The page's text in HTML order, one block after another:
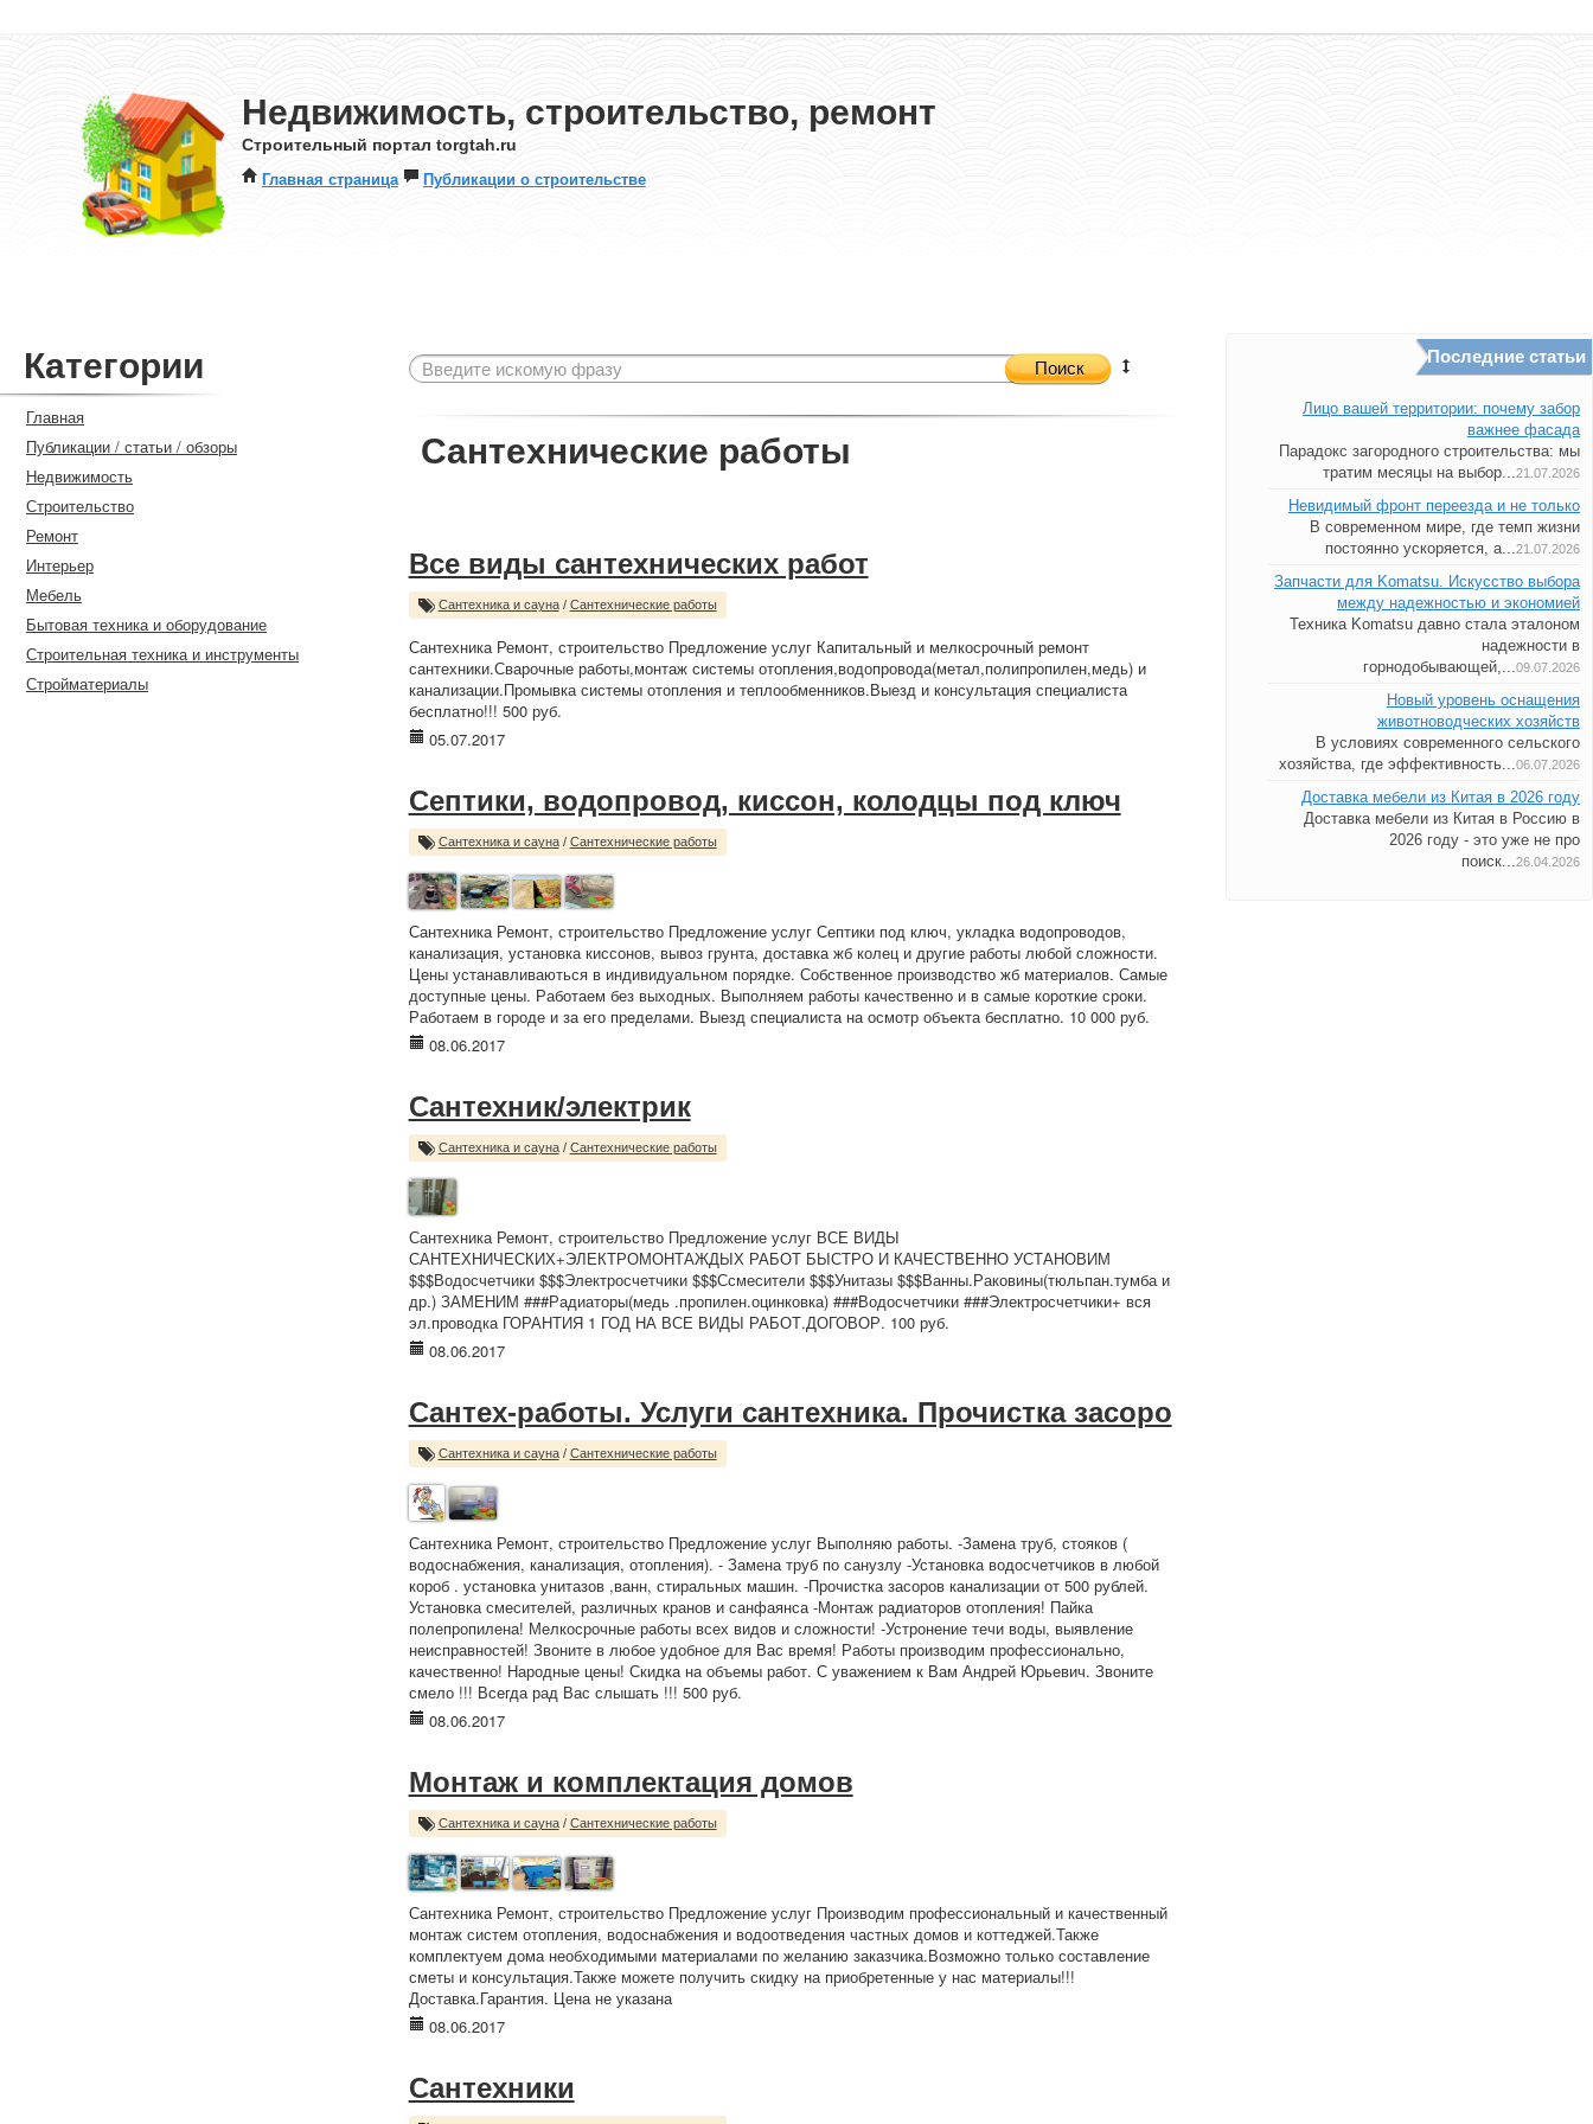
Недвижимость, строительство, ремонт
Строительный портал torgtah.ru
Главная страница Публикации о строительстве
Категории
Главная
Публикации / статьи / обзоры
Недвижимость
Строительство
Ремонт
Интерьер
Мебель
Бытовая техника и оборудование
Строительная техника и инструменты
Стройматериалы
Поиск
Сантехнические работы
Все виды сантехнических работ
Сантехника и сауна/ Сантехнические работы
Сантехника Ремонт, строительство Предложение услуг Капитальный и мелкосрочный ремонт
сантехники.Сварочные работы,монтаж системы отопления,водопровода(метал,полипропилен,медь) и
канализации.Промывка системы отопления и теплообменников.Выезд и консультация специалиста
бесплатно!!! 500 руб.
05.07.2017
Септики, водопровод, киссон, колодцы под ключ
Сантехника и сауна/ Сантехнические работы
Сантехника Ремонт, строительство Предложение услуг Септики под ключ, укладка водопроводов,
канализация, установка киссонов, вывоз грунта, доставка жб колец и другие работы любой сложности.
Цены устанавливаються в индивидуальном порядке. Собственное производство жб материалов. Самые
доступные цены. Работаем без выходных. Выполняем работы качественно и в самые короткие сроки.
Работаем в городе и за его пределами. Выезд специалиста на осмотр объекта бесплатно. 10 000 руб.
08.06.2017
Сантехник/электрик
Сантехника и сауна/ Сантехнические работы
Сантехника Ремонт, строительство Предложение услуг ВСЕ ВИДЫ
САНТЕХНИЧЕСКИХ+ЭЛЕКТРОМОНТАЖДЫХ РАБОТ БЫСТРО И КАЧЕСТВЕННО УСТАНОВИМ
$$$Водосчетчики $$$Электросчетчики $$$Ссмесители $$$Унитазы $$$Ванны.Раковины(тюльпан.тумба и
др.) ЗАМЕНИМ ###Радиаторы(медь .пропилен.оцинковка) ###Водосчетчики ###Электросчетчики+ вся
эл.проводка ГОРАНТИЯ 1 ГОД НА ВСЕ ВИДЫ РАБОТ.ДОГОВОР. 100 руб.
08.06.2017
Сантех-работы. Услуги сантехника. Прочистка засоро
Сантехника и сауна/ Сантехнические работы
Сантехника Ремонт, строительство Предложение услуг Выполняю работы. -Замена труб, стояков (
водоснабжения, канализация, отопления). - Замена труб по санузлу -Установка водосчетчиков в любой
короб . установка унитазов ,ванн, стиральных машин. -Прочистка засоров канализации от 500 рублей.
Установка смесителей, различных кранов и санфаянса -Монтаж радиаторов отопления! Пайка
полепропилена! Мелкосрочные работы всех видов и сложности! -Устронение течи воды, выявление
неисправностей! Звоните в любое удобное для Вас время! Работы производим профессионально,
качественно! Народные цены! Скидка на объемы работ. С уважением к Вам Андрей Юрьевич. Звоните
смело !!! Всегда рад Вас слышать !!! 500 руб.
08.06.2017
Монтаж и комплектация домов
Сантехника и сауна/ Сантехнические работы
Сантехника Ремонт, строительство Предложение услуг Производим профессиональный и качественный
монтаж систем отопления, водоснабжения и водоотведения частных домов и коттеджей.Также
комплектуем дома необходимыми материалами по желанию заказчика.Возможно только составление
сметы и консультация.Также можете получить скидку на приобретенные у нас материалы!!!
Доставка.Гарантия. Цена не указана
08.06.2017
Сантехники
Последние статьи
Лицо вашей территории: почему забор
важнее фасада
Парадокс загородного строительства: мы
тратим месяцы на выбор...21.07.2026
Невидимый фронт переезда и не только
В современном мире, где темп жизни
постоянно ускоряется, а...21.07.2026
Запчасти для Komatsu. Искусство выбора
между надежностью и экономией
Техника Komatsu давно стала эталоном
надежности в
горнодобывающей,...09.07.2026
Новый уровень оснащения
животноводческих хозяйств
В условиях современного сельского
хозяйства, где эффективность...06.07.2026
Доставка мебели из Китая в 2026 году
Доставка мебели из Китая в Россию в
2026 году - это уже не про
поиск...26.04.2026